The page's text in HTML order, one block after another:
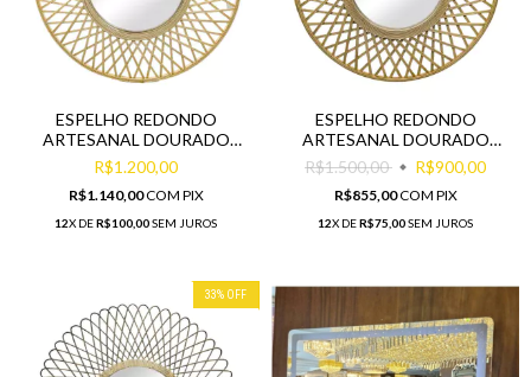
ESPELHO REDONDO
ARTESANAL DOURADO
MOLDURA ENTRECRUZADA
R$1.200,00
R$1.140,00COM PIX
12X DER$100,00SEM JUROS
ESPELHO REDONDO
ARTESANAL DOURADO
MENOR MOLDURA
R$1.500,00 R$900,00
R$855,00COM PIX
12X DER$75,00SEM JUROS
33% OFF